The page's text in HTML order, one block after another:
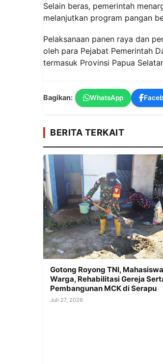
Selain beras, pemerintah
melanjutkan program pangan
Pelaksanaan panen raya dan
oleh para Pejabat Pemerintah
termasuk Provinsi Papua
Bagikan: WhatsApp
BERITA TERKAIT
Gotong Royong TNI,
Warga, Rehabilitasi Gereja
Pembangunan MCK di Serapu
Juli 27, 2026